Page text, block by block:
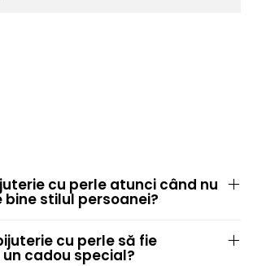
cu perle atunci când nu
stilul persoanei?
cu perle să fie
cadou special?